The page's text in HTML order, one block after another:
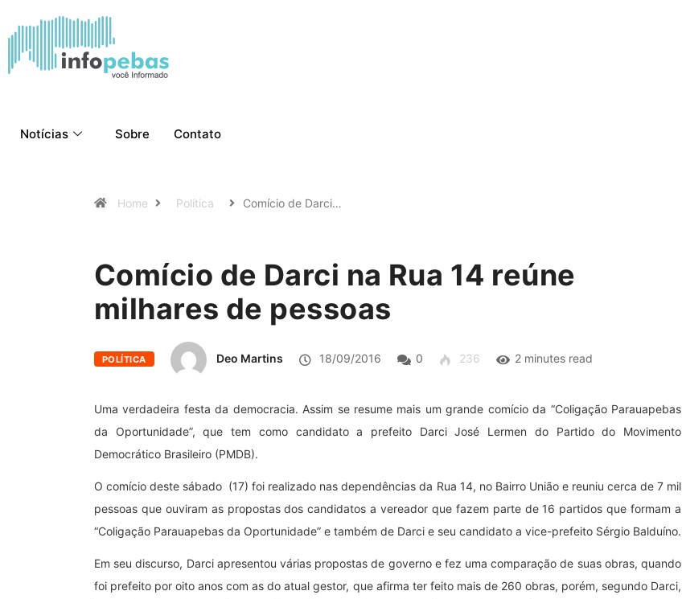
Notícias Sobre Contato
Home Política Comício de Darci…
Comício de Darci na Rua 14 reúne
milhares de pessoas
POLÍTICA Deo Martins 18/09/2016 0 236 2 minutes read
Uma verdadeira festa da democracia. Assim se resume mais um grande comício da “Coligação Parauapebas
da Oportunidade”, que tem como candidato a prefeito Darci José Lermen do Partido do Movimento
Democrático Brasileiro (PMDB).
O comício deste sábado (17) foi realizado nas dependências da Rua 14, no Bairro União e reuniu cerca de 7 mil
pessoas que ouviram as propostas dos candidatos a vereador que fazem parte de 16 partidos que formam a
“Coligação Parauapebas da Oportunidade” e também de Darci e seu candidato a vice-prefeito Sérgio Balduíno.
Em seu discurso, Darci apresentou várias propostas de governo e fez uma comparação de suas obras, quando
foi prefeito por oito anos com as do atual gestor, que afirma ter feito mais de 260 obras, porém, segundo Darci,